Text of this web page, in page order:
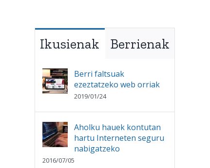
Ikusienak Berrienak
Berri faltsuak
ezeztatzeko web orriak
2019/01/24
Aholku hauek kontutan
hartu Interneten seguru
nabigatzeko
2016/07/05